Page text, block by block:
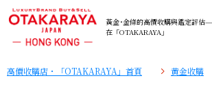
黃金･金條的高價收購與鑑定評估
在「OTAKARAYA」
高價收購店・「OTAKARAYA」首頁 黄金收購